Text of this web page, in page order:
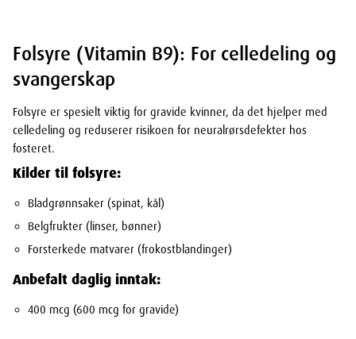
Folsyre (Vitamin B9): For celledeling og
svangerskap
Folsyre er spesielt viktig for gravide kvinner, da det hjelper med
celledeling og reduserer risikoen for neuralrørsdefekter hos
fosteret.
Kilder til folsyre:
Bladgrønnsaker (spinat, kål)
Belgfrukter (linser, bønner)
Forsterkede matvarer (frokostblandinger)
Anbefalt daglig inntak:
400 mcg (600 mcg for gravide)